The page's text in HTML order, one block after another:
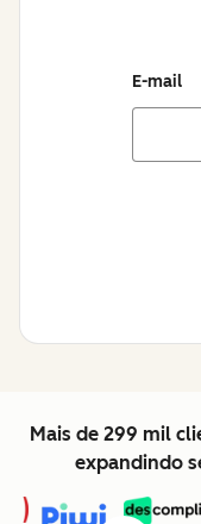
E-mail
Mais de 299 mil
expandindo